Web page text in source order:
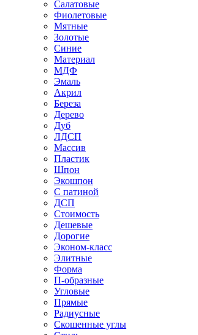
Салатовые
Фиолетовые
Мятные
Золотые
Синие
Материал
МДФ
Эмаль
Акрил
Береза
Дерево
Дуб
ЛДСП
Массив
Пластик
Шпон
Экошпон
С патиной
ДСП
Стоимость
Дешевые
Дорогие
Эконом-класс
Элитные
Форма
П-образные
Угловые
Прямые
Радиусные
Скошенные углы